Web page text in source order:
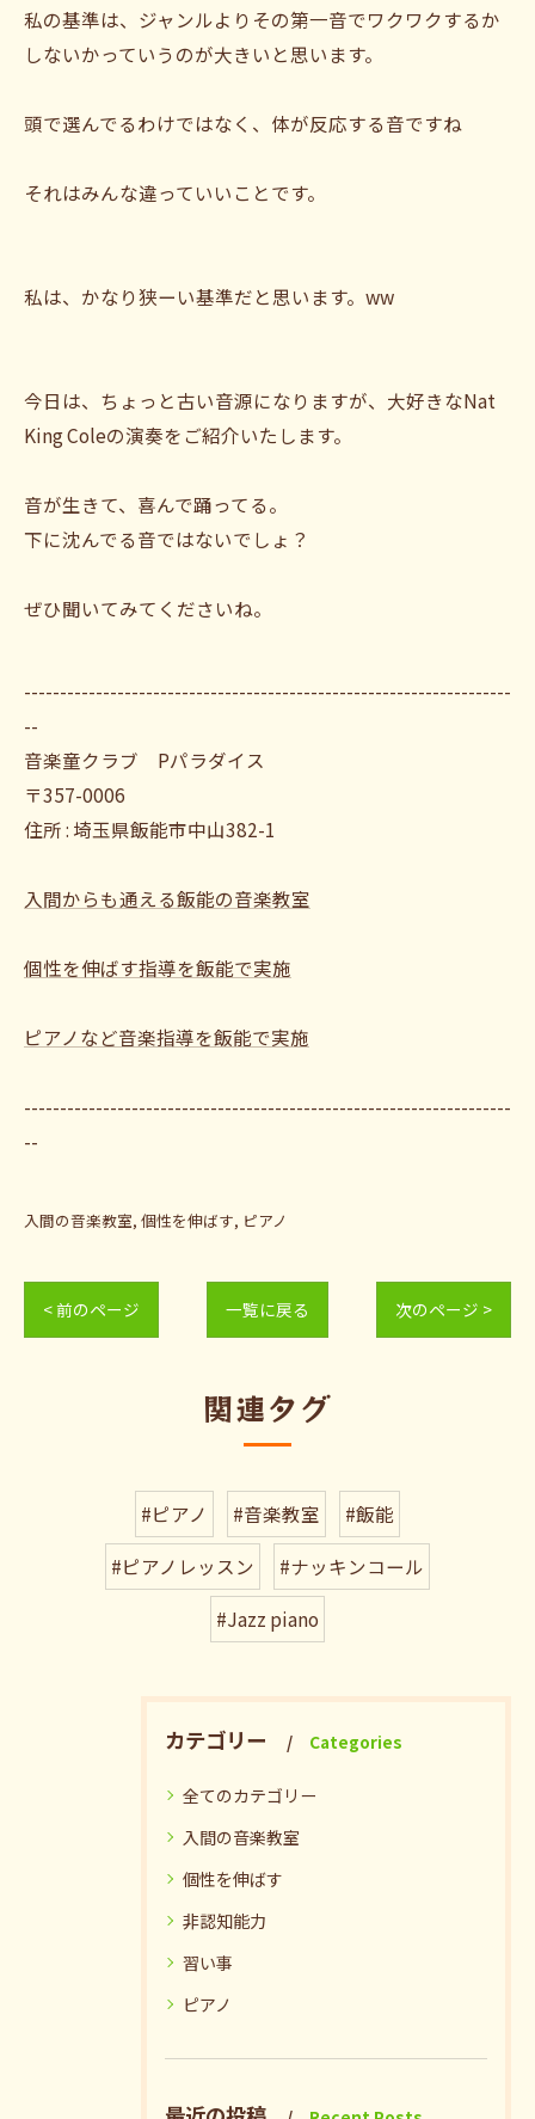
私の基準は、ジャンルよりその第一音でワクワクするか
しないかっていうのが大きいと思います。
頭で選んでるわけではなく、体が反応する音ですね
それはみんな違っていいことです。
私は、かなり狭ーい基準だと思います。ww
今日は、ちょっと古い音源になりますが、大好きなNat
King Coleの演奏をご紹介いたします。
音が生きて、喜んで踊ってる。
下に沈んでる音ではないでしょ？
ぜひ聞いてみてくださいね。
--------------------------------------------------------------------
--
音楽童クラブ Pパラダイス
〒357-0006
住所 : 埼玉県飯能市中山382-1
入間からも通える飯能の音楽教室
個性を伸ばす指導を飯能で実施
ピアノなど音楽指導を飯能で実施
--------------------------------------------------------------------
--
入間の音楽教室 個性を伸ばす ピアノ
< 前のページ 一覧に戻る 次のページ >
関連タグ
#ピアノ #音楽教室
#飯能
#ピアノレッスン
#ナッキンコール
#Jazz piano
カテゴリー Categories
全てのカテゴリー
入間の音楽教室
個性を伸ばす
非認知能力
習い事
ピアノ